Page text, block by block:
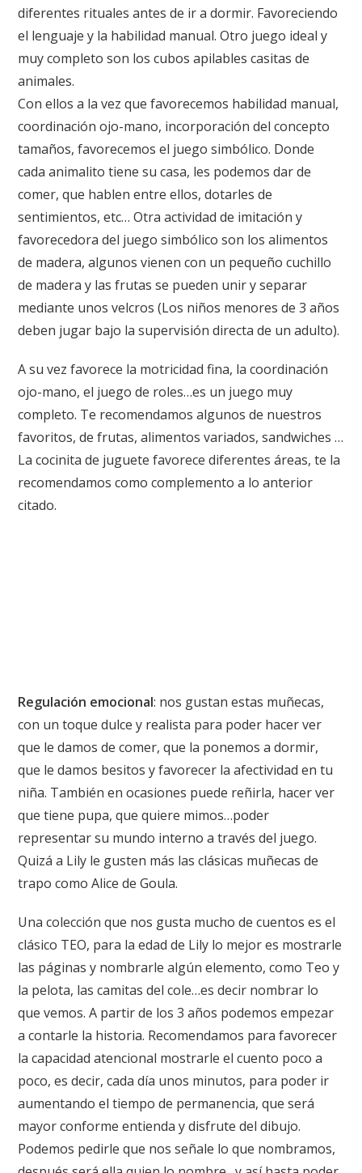
diferentes rituales antes de ir a dormir. Favoreciendo
el lenguaje y la habilidad manual. Otro juego ideal y
muy completo son loscubos apilables casitas de
animales.
Con ellos a la vez que favorecemos habilidad manual,
coordinación ojo-mano, incorporación del concepto
tamaños, favorecemos el juego simbólico. Donde
cada animalito tiene su casa, les podemos dar de
comer, que hablen entre ellos, dotarles de
sentimientos, etc… Otra actividad de imitación y
favorecedora del juego simbólico son los alimentos
de madera, algunos vienen con un pequeño cuchillo
de madera y las frutas se pueden unir y separar
mediante unos velcros (Los niños menores de 3 años
deben jugar bajo la supervisión directa de un adulto).
A su vez favorece la motricidad fina, la coordinación
ojo-mano, el juego de roles…es un juego muy
completo. Te recomendamos algunos de nuestros
favoritos, defrutas,alimentos variados,sandwiches …
Lacocinita de juguete favorece diferentes áreas, te la
recomendamos como complemento a lo anterior
citado.
Regulación emocional: nos gustan estas muñecas,
con un toque dulce y realista para poder hacer ver
que le damos de comer, que la ponemos a dormir,
que le damos besitos y favorecer la afectividad en tu
niña. También en ocasiones puede reñirla, hacer ver
que tiene pupa, que quiere mimos…poder
representar su mundo interno a través del juego.
Quizá a Lily le gusten más las clásicas muñecas de
trapo comoAlice de Goula.
Una colección que nos gusta mucho de cuentos es el
clásico TEO, para la edad de Lily lo mejor es mostrarle
las páginas y nombrarle algún elemento, como Teo y
la pelota, las camitas del cole…es decir nombrar lo
que vemos. A partir de los 3 años podemos empezar
a contarle la historia. Recomendamos para favorecer
la capacidad atencional mostrarle el cuento poco a
poco, es decir, cada día unos minutos, para poder ir
aumentando el tiempo de permanencia, que será
mayor conforme entienda y disfrute del dibujo.
Podemos pedirle que nos señale lo que nombramos,